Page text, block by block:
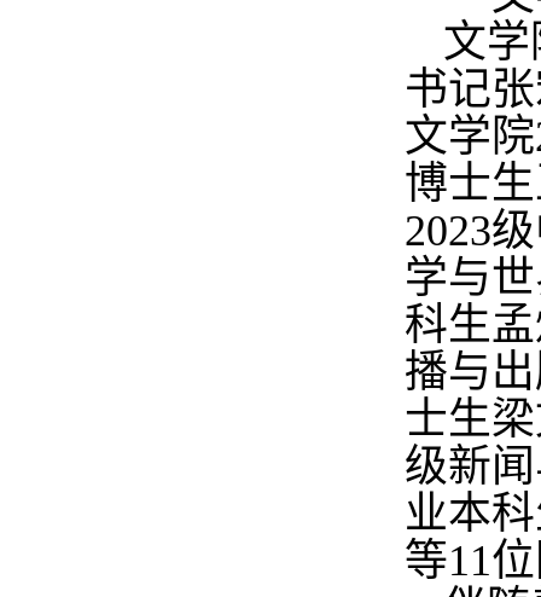
文
书记
文学院
博士
2023
学与
科生
播与
士生
级新
业本
等11